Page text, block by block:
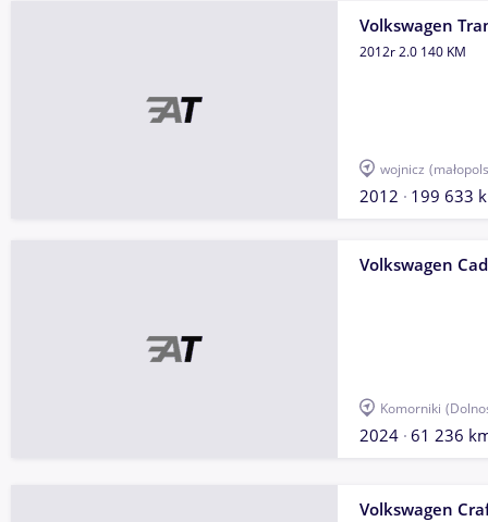
Volkswagen
2012r 2.0 140 KM
wojnicz
2012 199 633
Volkswagen
Komorniki
2024 61 236
Volkswagen